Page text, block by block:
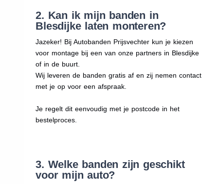
2. Kan ik mijn banden in
Blesdijke laten monteren?
Jazeker! Bij Autobanden Prijsvechter kun je kiezen
voor montage bij een van onze partners in Blesdijke
of in de buurt.
Wij leveren de banden gratis af en zij nemen contact
met je op voor een afspraak.
Je regelt dit eenvoudig met je postcode in het
bestelproces.
3. Welke banden zijn geschikt
voor mijn auto?